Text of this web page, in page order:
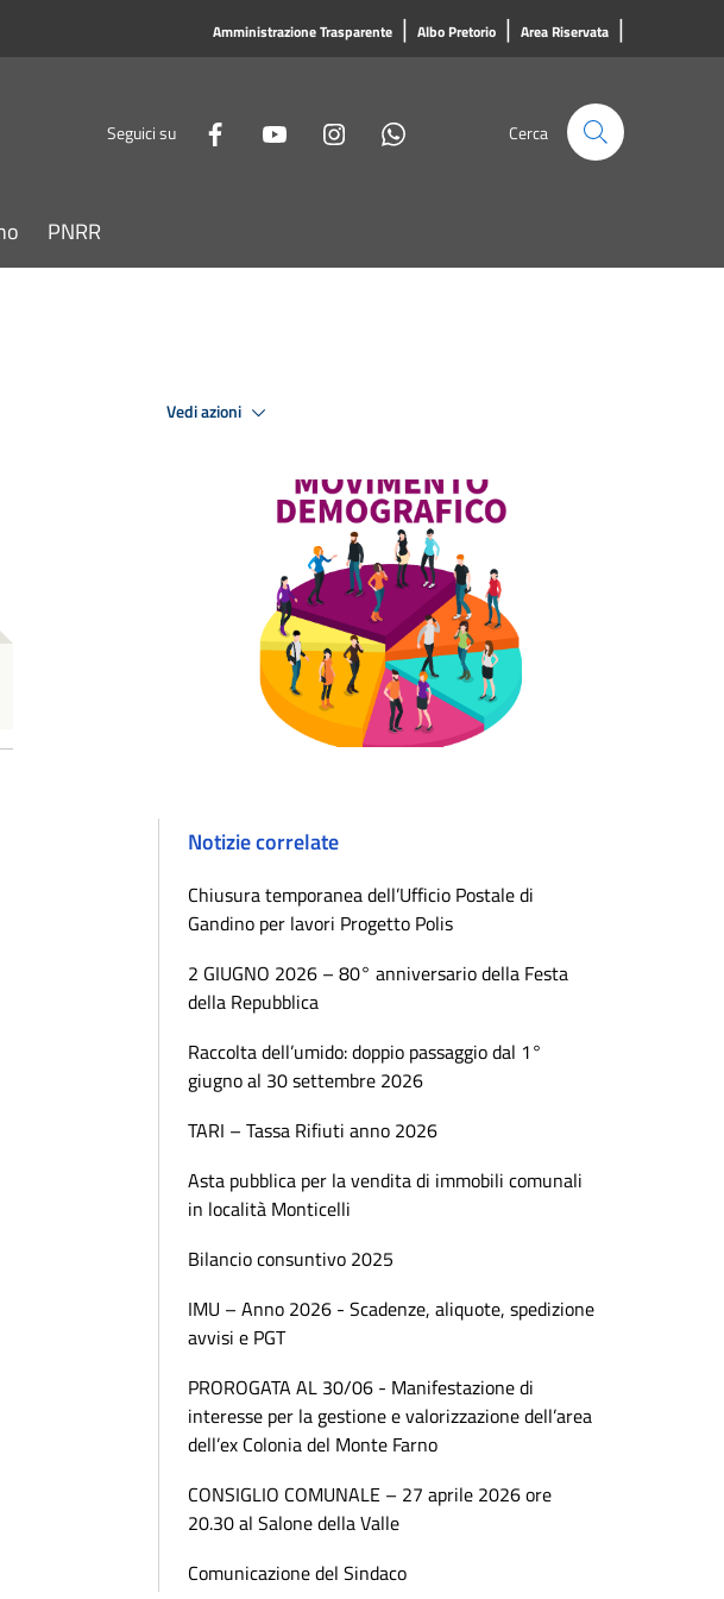
Amministrazione Trasparente | Albo Pretorio | Area Riservata |
Seguici su Cerca
PNRR
Vedi azioni
Notizie correlate
Chiusura temporanea dell’Ufficio Postale di
Gandino per lavori Progetto Polis
2 GIUGNO 2026 – 80° anniversario della Festa
della Repubblica
Raccolta dell’umido: doppio passaggio dal 1°
giugno al 30 settembre 2026
TARI – Tassa Rifiuti anno 2026
Asta pubblica per la vendita di immobili comunali
in località Monticelli
Bilancio consuntivo 2025
IMU – Anno 2026 - Scadenze, aliquote, spedizione
avvisi e PGT
PROROGATA AL 30/06 - Manifestazione di
interesse per la gestione e valorizzazione dell’area
dell’ex Colonia del Monte Farno
CONSIGLIO COMUNALE – 27 aprile 2026 ore
20.30 al Salone della Valle
Comunicazione del Sindaco